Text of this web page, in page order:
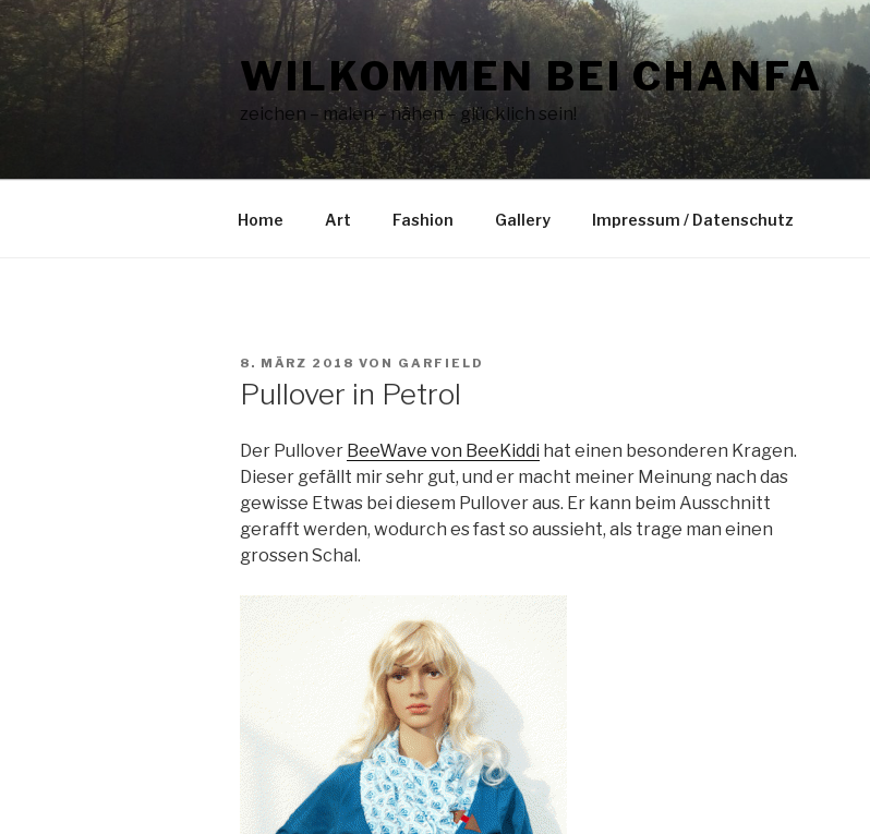
Zum
Inhalt
springen
WILKOMMEN BEI CHANFA
zeichen – malen – nähen – glücklich sein!
Home Art Fashion Gallery Impressum / Datenschutz
VERÖFFENTLICHT
8. MÄRZ 2018 VON GARFIELD
Pullover in Petrol
Der Pullover BeeWave von BeeKiddi hat einen besonderen Kragen.
Dieser gefällt mir sehr gut, und er macht meiner Meinung nach das
gewisse Etwas bei diesem Pullover aus. Er kann beim Ausschnitt
gerafft werden, wodurch es fast so aussieht, als trage man einen
grossen Schal.